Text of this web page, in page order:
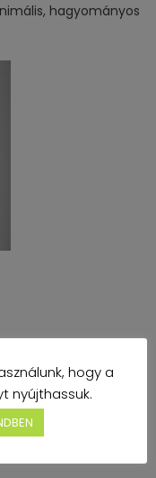
hagyományos
hogy a
nyújthassuk.